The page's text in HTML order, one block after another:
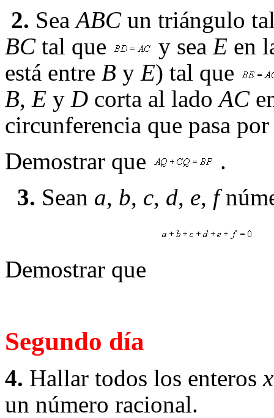
2. SeaABCun triángulo
BCtal que y sea E en
está entre B y E) tal que
B, E y D corta al ladoAC
circunferencia que pasa
Demostrar que
.
3. Sean a, b, c, d, e, f
Demostrar que
Segundo día
4. Hallar todos los enterosx
un número racional.